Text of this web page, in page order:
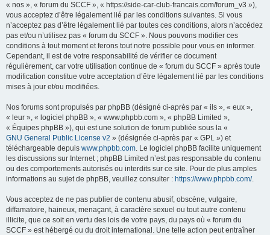
« nos », « forum du SCCF », « https://side-car-club-francais.com/forum_v3 »),
vous acceptez d’être légalement lié par les conditions suivantes. Si vous
n’acceptez pas d’être légalement lié par toutes ces conditions, alors n’accédez
pas et/ou n’utilisez pas « forum du SCCF ». Nous pouvons modifier ces
conditions à tout moment et ferons tout notre possible pour vous en informer.
Cependant, il est de votre responsabilité de vérifier ce document
régulièrement, car votre utilisation continue de « forum du SCCF » après toute
modification constitue votre acceptation d’être légalement lié par les conditions
mises à jour et/ou modifiées.
Nos forums sont propulsés par phpBB (désigné ci-après par « ils », « eux »,
« leur », « logiciel phpBB », « www.phpbb.com », « phpBB Limited »,
« Équipes phpBB »), qui est une solution de forum publiée sous la «
GNU General Public License v2 » (désignée ci-après par « GPL ») et
téléchargeable depuis www.phpbb.com. Le logiciel phpBB facilite uniquement
les discussions sur Internet ; phpBB Limited n’est pas responsable du contenu
ou des comportements autorisés ou interdits sur ce site. Pour de plus amples
informations au sujet de phpBB, veuillez consulter : https://www.phpbb.com/.
Vous acceptez de ne pas publier de contenu abusif, obscène, vulgaire,
diffamatoire, haineux, menaçant, à caractère sexuel ou tout autre contenu
illicite, que ce soit en vertu des lois de votre pays, du pays où « forum du
SCCF » est hébergé ou du droit international. Une telle action peut entraîner